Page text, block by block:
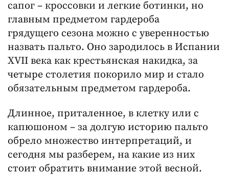
сапог – кроссовки и легкие ботинки, но
главным предметом гардероба
грядущего сезона можно с уверенностью
назвать пальто. Оно зародилось в Испании
XVII века как крестьянская накидка, за
четыре столетия покорило мир и стало
обязательным предметом гардероба.
Длинное, приталенное, в клетку или с
капюшоном – за долгую историю пальто
обрело множество интерпретаций, и
сегодня мы разберем, на какие из них
стоит обратить внимание этой весной.